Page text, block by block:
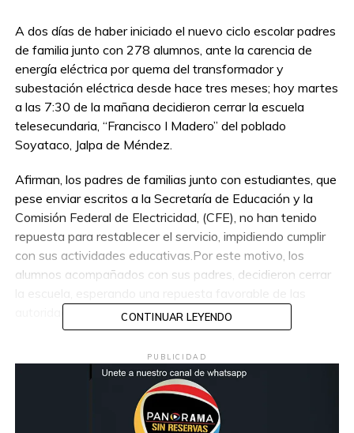
A dos días de haber iniciado el nuevo ciclo escolar padres
de familia junto con 278 alumnos, ante la carencia de
energía eléctrica por quema del transformador y
subestación eléctrica desde hace tres meses; hoy martes
a las 7:30 de la mañana decidieron cerrar la escuela
telesecundaria, “Francisco I Madero” del poblado
Soyataco, Jalpa de Méndez.
Afirman, los padres de familias junto con estudiantes, que
pese enviar escritos a la Secretaría de Educación y la
Comisión Federal de Electricidad, (CFE), no han tenido
repuesta para restablecer el servicio, impidiendo cumplir
con sus actividades educativas.Por este motivo, los
alumnos acompañados con sus padres, decidieron cerrar
autoridades educativas y de la CFE.
además de soportar las altas temperaturas en los
salones de clases durante la jornada.
Explicaron, que el problema de la falta de energía
CONTINUAR LEYENDO
PUBLICIDAD